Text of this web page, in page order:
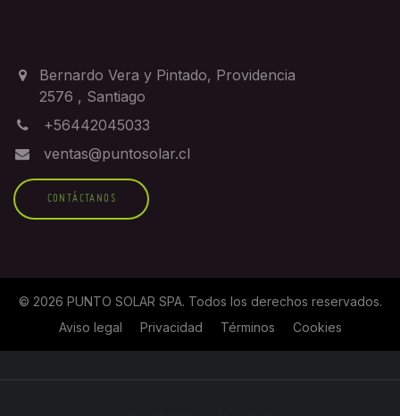
Bernardo Vera y Pintado, Providencia
2576 , Santiago
+56442045033
ventas@puntosolar.cl
CONTÁCTANOS
© 2026 PUNTO SOLAR SPA. Todos los derechos reservados.
Aviso legal
Privacidad Términos Cookies